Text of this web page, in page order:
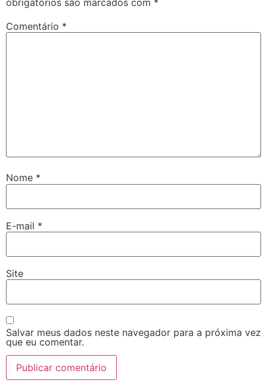
Comentário *
Nome *
E-mail *
Site
Salvar meus dados neste navegador para a próxima vez
que eu comentar.